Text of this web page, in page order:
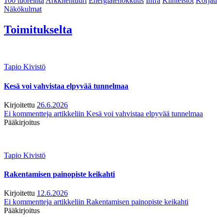
Näkökulmat
Toimitukselta
Tapio Kivistö
Kesä voi vahvistaa elpyvää tunnelmaa
Kirjoitettu 26.6.2026
Ei kommentteja artikkeliin Kesä voi vahvistaa elpyvää tunnelmaa
Pääkirjoitus
Tapio Kivistö
Rakentamisen painopiste keikahti
Kirjoitettu 12.6.2026
Ei kommentteja artikkeliin Rakentamisen painopiste keikahti
Pääkirjoitus